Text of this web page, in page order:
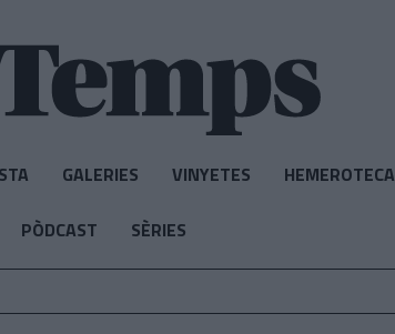
GALERIES VINYETES HEMEROTECA
PÒDCAST SÈRIES